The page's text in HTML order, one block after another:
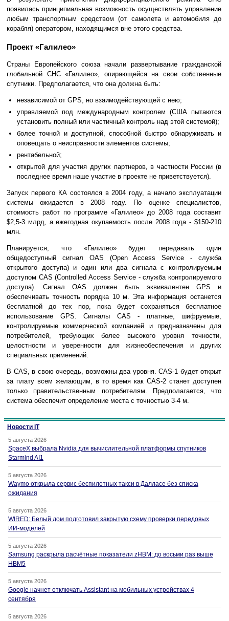
появилась принципиальная возможность осуществлять управление
любым транспортным средством (от самолета и автомобиля до
корабля) оператором, находящимся вне этого средства.
Проект «Галилео»
Страны Европейского союза начали развертывание гражданской
глобальной СНС «Галилео», опирающейся на свои собственные
спутники. Предполагается, что она должна быть:
независимой от GPS, но взаимодействующей с нею;
управляемой под международным контролем (США пытаются
установить полный или частичный контроль над этой системой);
более точной и доступной, способной быстро обнаруживать и
оповещать о неисправности элементов системы;
рентабельной;
открытой для участия других партнеров, в частности России (в
последнее время наше участие в проекте не приветствуется).
Запуск первого КА состоялся в 2004 году, а начало эксплуатации
системы ожидается в 2008 году. По оценке специалистов,
стоимость работ по программе «Галилео» до 2008 года составит
$2,5-3 млрд, а ежегодная окупаемость после 2008 года - $150-210
млн.
Планируется, что «Галилео» будет передавать один
общедоступный сигнал OAS (Open Access Service - служба
открытого доступа) и один или два сигнала с контролируемым
доступом CAS (Controlled Access Service - служба контролируемого
доступа). Сигнал OAS должен быть эквивалентен GPS и
обеспечивать точность порядка 10 м. Эта информация останется
бесплатной до тех пор, пока будет сохраняться бесплатное
использование GPS. Сигналы CAS - платные, шифруемые,
контролируемые коммерческой компанией и предназначены для
потребителей, требующих более высокого уровня точности,
целостности и уверенности для жизнеобеспечения и других
специальных применений.
В CAS, в свою очередь, возможны два уровня. CAS-1 будет открыт
за плату всем желающим, в то время как CAS-2 станет доступен
только правительственным потребителям. Предполагается, что
система обеспечит определение места с точностью 3-4 м.
Новости IT
5 августа 2026
SpaceX выбрала Nvidia для вычислительной платформы спутников
Starmind AI1
5 августа 2026
Waymo открыла сервис беспилотных такси в Далласе без списка
ожидания
5 августа 2026
WIRED: Белый дом подготовил закрытую схему проверки передовых
ИИ-моделей
5 августа 2026
Samsung раскрыла расчётные показатели zHBM: до восьми раз выше
HBM5
5 августа 2026
Google начнет отключать Assistant на мобильных устройствах 4
сентября
5 августа 2026